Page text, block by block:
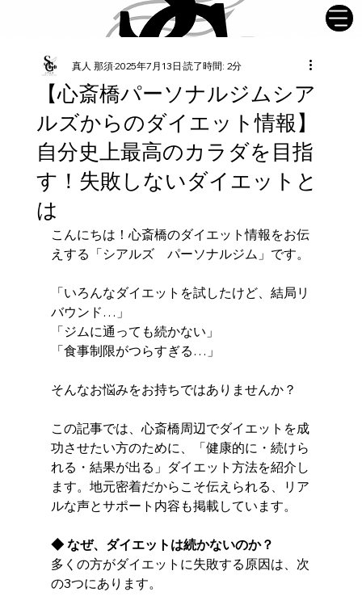
【心斎橋パーソナルジムシア
ルズからのダイエット情報】
自分史上最高のカラダを目指
す！失敗しないダイエットと
は
真人 那須2025年7月13日 読了時間: 2分
こんにちは！心斎橋のダイエット情報をお伝
えする「シアルズ　パーソナルジム」です。
「いろんなダイエットを試したけど、結局リ
バウンド…」
「ジムに通っても続かない」
「食事制限がつらすぎる…」
そんなお悩みをお持ちではありませんか？
この記事では、心斎橋周辺でダイエットを成
功させたい方のために、「健康的に・続けら
れる・結果が出る」ダイエット方法を紹介し
ます。地元密着だからこそ伝えられる、リア
ルな声とサポート内容も掲載しています。
◆ なぜ、ダイエットは続かないのか？
多くの方がダイエットに失敗する原因は、次
の3つにあります。